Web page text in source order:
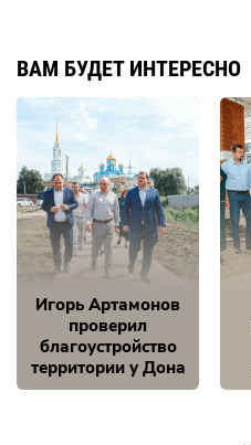
ВАМ БУДЕТ ИНТЕРЕСНО
Игорь Артамонов
проверил
благоустройство
территории у Дона